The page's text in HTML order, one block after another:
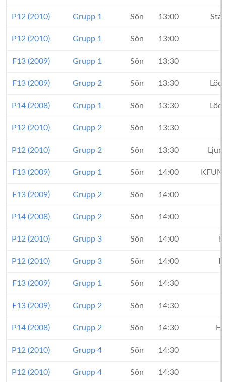
P12 (2010) Grupp 1 Sön 13:00
P12 (2010) Grupp 1 Sön 13:00
F13 (2009) Grupp 1 Sön 13:30
F13 (2009) Grupp 2 Sön 13:30
P14 (2008) Grupp 1 Sön 13:30
P12 (2010) Grupp 2 Sön 13:30
P12 (2010) Grupp 2 Sön 13:30
F13 (2009) Grupp 1 Sön 14:00
F13 (2009) Grupp 2 Sön 14:00
P14 (2008) Grupp 2 Sön 14:00
P12 (2010) Grupp 3 Sön 14:00
P12 (2010) Grupp 3 Sön 14:00
F13 (2009) Grupp 1 Sön 14:30
F13 (2009) Grupp 2 Sön 14:30
P14 (2008) Grupp 2 Sön 14:30
P12 (2010) Grupp 4 Sön 14:30
P12 (2010) Grupp 4 Sön 14:30